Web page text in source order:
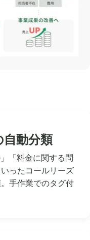
動分類
「料金に関する問
ったコールリーズ
手作業でのタグ付